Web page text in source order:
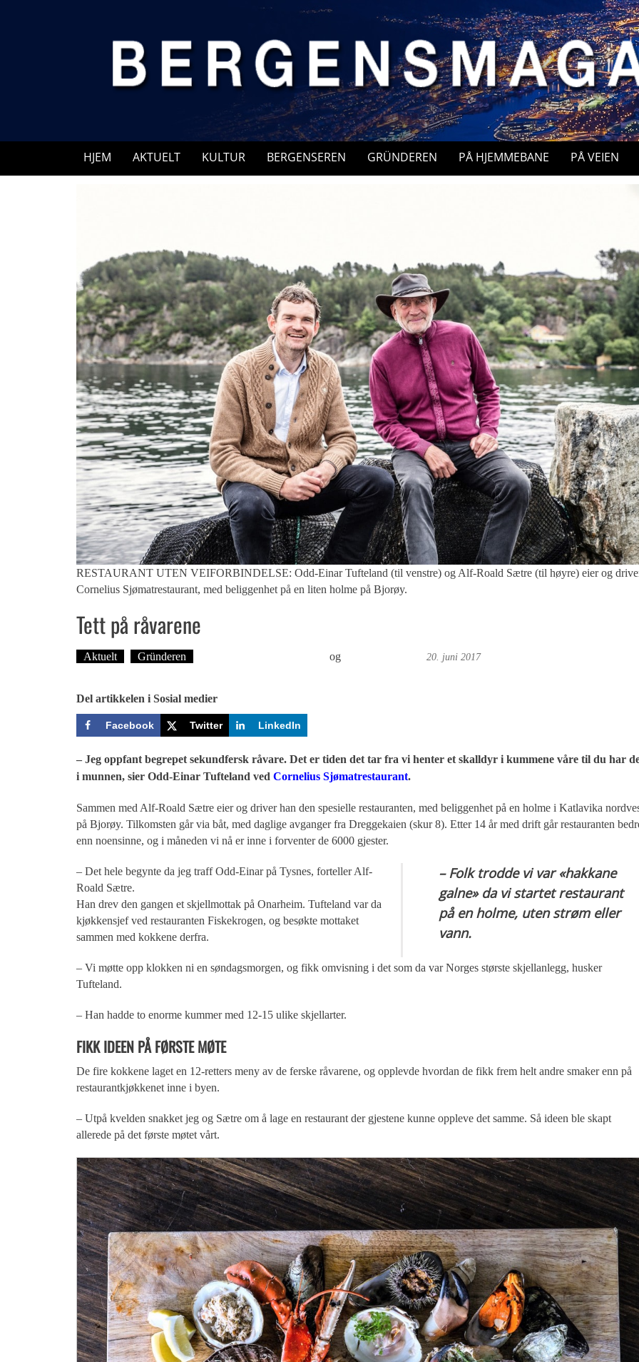
HJEM AKTUELT KULTUR BERGENSEREN GRÜNDEREN PÅ HJEMMEBANE PÅ VEIEN
RESTAURANT UTEN VEIFORBINDELSE: Odd-Einar Tufteland (til venstre) og Alf-Roald Sætre (til høyre) eier og
Cornelius Sjømatrestaurant, med beliggenhet på en liten holme på Bjorøy.
Tett på råvarene
Aktuelt Gründeren og 20. juni 2017
Del artikkelen i Sosial medier
Facebook Twitter LinkedIn
– Jeg oppfant begrepet sekundfersk råvare. Det er tiden det tar fra vi henter et skalldyr i kummene våre til du har
i munnen, sier Odd-Einar Tufteland ved Cornelius Sjømatrestaurant.
Sammen med Alf-Roald Sætre eier og driver han den spesielle restauranten, med beliggenhet på en holme i Katlavika
på Bjorøy. Tilkomsten går via båt, med daglige avganger fra Dreggekaien (skur 8). Etter 14 år med drift går restauranten
enn noensinne, og i måneden vi nå er inne i forventer de 6000 gjester.
– Folk trodde vi var «hakkane
galne» da vi startet restaurant
på en holme, uten strøm eller
vann.
– Det hele begynte da jeg traff Odd-Einar på Tysnes, forteller Alf-
Roald Sætre.
Han drev den gangen et skjellmottak på Onarheim. Tufteland var da
kjøkkensjef ved restauranten Fiskekrogen, og besøkte mottaket
sammen med kokkene derfra.
– Vi møtte opp klokken ni en søndagsmorgen, og fikk omvisning i det som da var Norges største skjellanlegg, husker
Tufteland.
– Han hadde to enorme kummer med 12-15 ulike skjellarter.
FIKK IDEEN PÅ FØRSTE MØTE
De fire kokkene laget en 12-retters meny av de ferske råvarene, og opplevde hvordan de fikk frem helt andre smaker enn på
restaurantkjøkkenet inne i byen.
– Utpå kvelden snakket jeg og Sætre om å lage en restaurant der gjestene kunne oppleve det samme. Så ideen ble skapt
allerede på det første møtet vårt.